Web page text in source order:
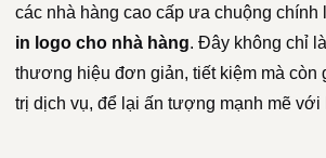
các nhà hàng cao cấp ưa chuộng chính
in logo cho nhà hàng. Đây không chỉ
thương hiệu đơn giản, tiết kiệm mà còn
trị dịch vụ, để lại ấn tượng mạnh mẽ với